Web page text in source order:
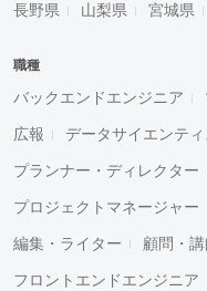
長野県 山梨県 宮城県
職種
バックエンドエンジニア
広報 データサイエンティ
プランナー・ディレクター
プロジェクトマネージャー
編集・ライター 顧問・講
フロントエンドエンジニア